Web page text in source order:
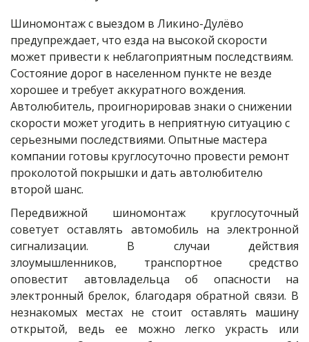
Шиномонтаж с выездом в Ликино-Дулёво
предупреждает, что езда на высокой скорости
может привести к неблагоприятным последствиям.
Состояние дорог в населенном пункте не везде
хорошее и требует аккуратного вождения.
Автолюбитель, проигнорировав знаки о снижении
скорости может угодить в неприятную ситуацию с
серьезными последствиями. Опытные мастера
компании готовы круглосуточно провести ремонт
проколотой покрышки и дать автолюбителю
второй шанс.
Передвижной шиномонтаж круглосуточный
советует оставлять автомобиль на электронной
сигнализации. В случаи действия
злоумышленников, транспортное средство
оповестит автовладельца об опасности на
электронный брелок, благодаря обратной связи. В
незнакомых местах не стоит оставлять машину
открытой, ведь ее можно легко украсть или